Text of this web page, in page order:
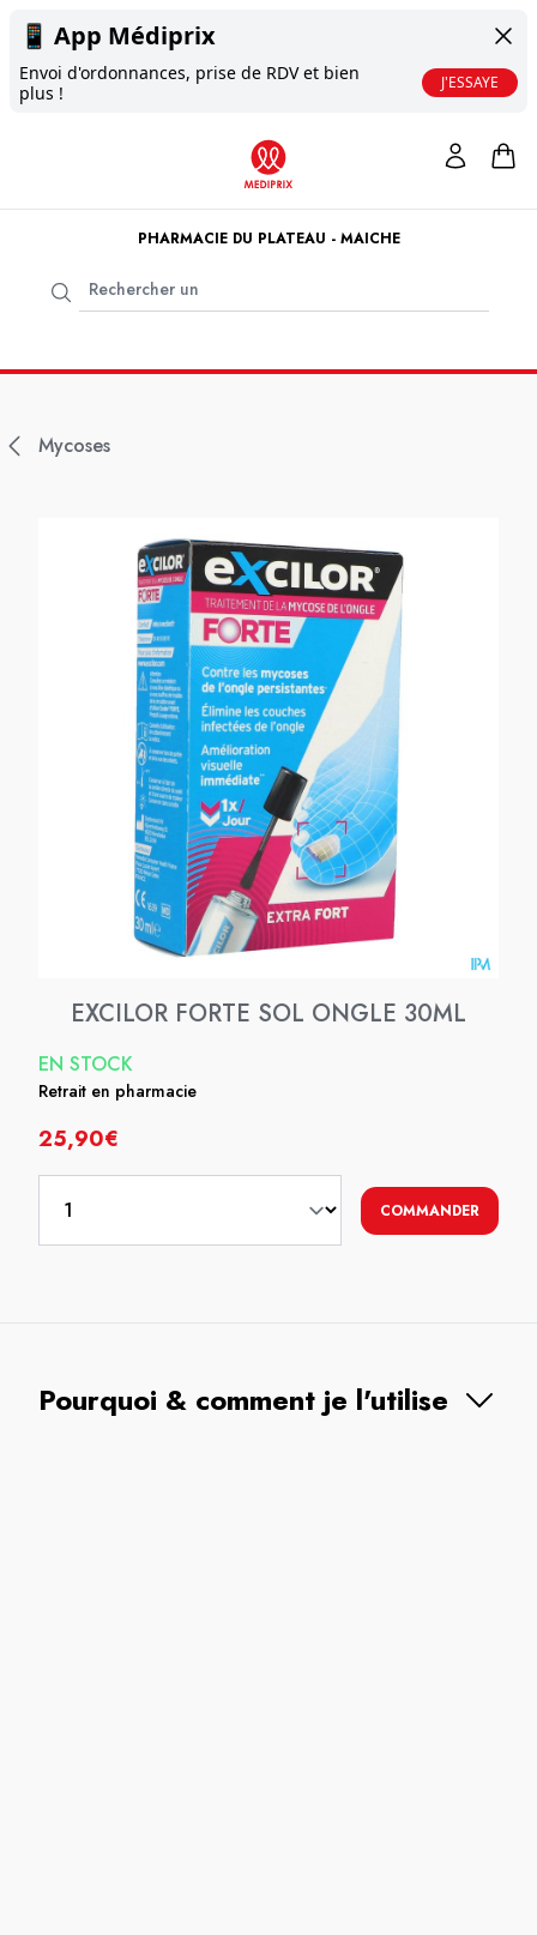
📱 App Médiprix
Envoi d'ordonnances, prise de RDV et bien
plus !
J'ESSAYE
PHARMACIE DU PLATEAU - MAICHE
Mycoses
EXCILOR FORTE SOL ONGLE 30ML
EN STOCK
Retrait en pharmacie
25,90€
COMMANDER
Pourquoi & comment je l'utilise